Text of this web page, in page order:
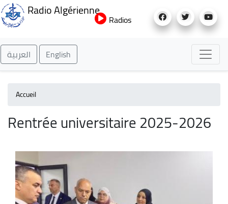
au
Radio Algérienne
Radios
العربية English
Accueil
Rentrée universitaire 2025-2026